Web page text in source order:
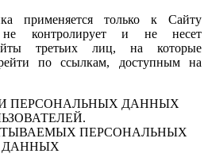
применяется только к Сайту
не контролирует и не несет
третьих лиц, на которые
по ссылкам, доступным на
ПЕРСОНАЛЬНЫХ ДАННЫХ
ПЕРСОНАЛЬНЫХ
ДАННЫХ